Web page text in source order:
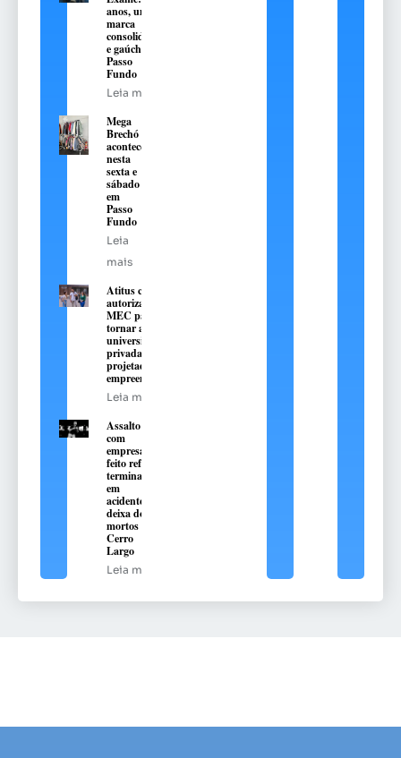
anos, uma
marca
consolidada
e gaúcha de
Passo
Fundo
Leia mais
Mega
Brechó
acontece
nesta
sexta e
sábado
em
Passo
Fundo
Leia
mais
Atitus conquista
autorização do
MEC para se
tornar a primeira
universidade
privada do RS
projetada para o
empreendedorismo
Leia mais
Assalto
com
empresário
feito refém
termina
em
acidente e
deixa dois
mortos em
Cerro
Largo
Leia mais